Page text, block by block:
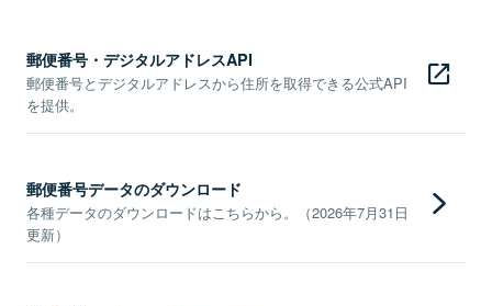
郵便番号・デジタルアドレスAPI
郵便番号とデジタルアドレスから住所を取得できる公式API
を提供。
郵便番号データのダウンロード
各種データのダウンロードはこちらから。（2026年7月31日
更新）